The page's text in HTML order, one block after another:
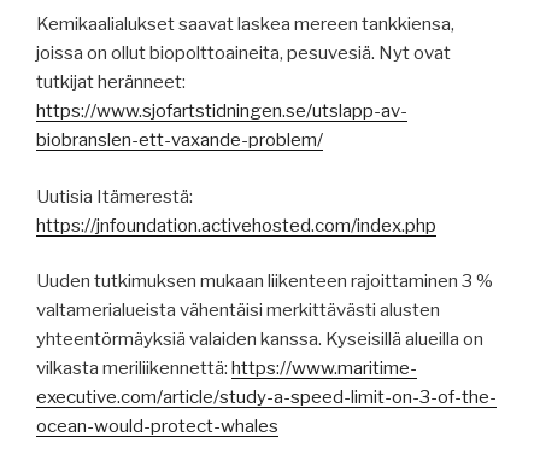
Kemikaalialukset saavat laskea mereen tankkiensa,
joissa on ollut biopolttoaineita, pesuvesiä. Nyt ovat
tutkijat heränneet:
https://www.sjofartstidningen.se/utslapp-av-
biobranslen-ett-vaxande-problem/
Uutisia Itämerestä:
https://jnfoundation.activehosted.com/index.php
Uuden tutkimuksen mukaan liikenteen rajoittaminen 3 %
valtamerialueista vähentäisi merkittävästi alusten
yhteentörmäyksiä valaiden kanssa. Kyseisillä alueilla on
vilkasta meriliikennettä: https://www.maritime-
executive.com/article/study-a-speed-limit-on-3-of-the-
ocean-would-protect-whales